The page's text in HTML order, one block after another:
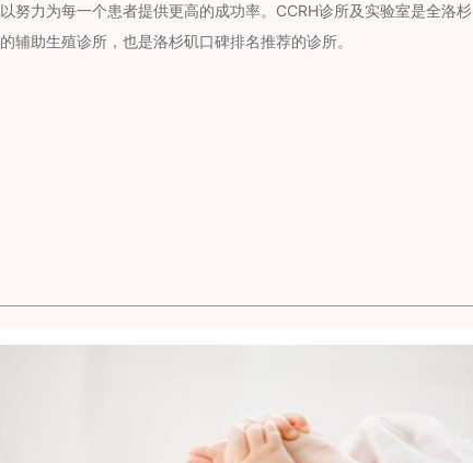
努力为每一个患者提供更高的成功率。CCRH诊所及实验室是全洛杉
辅助生殖诊所，也是洛杉矶口碑排名推荐的诊所。